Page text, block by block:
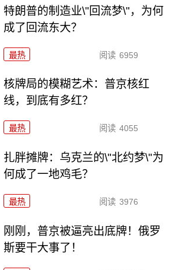
特朗普的制造业\"回流梦\"，为何
成了回流东大？
最热 阅读 6959
核牌局的模糊艺术：普京核红
线，到底有多红？
最热 阅读 4055
扎胖摊牌：乌克兰的\"北约梦\"为
何成了一地鸡毛？
最热 阅读 3976
刚刚，普京被逼亮出底牌！俄罗
斯要干大事了！